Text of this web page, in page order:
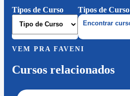
Tipos de Curso
Tipos de Curso
VEM PRA FAVENI
Cursos relacionados